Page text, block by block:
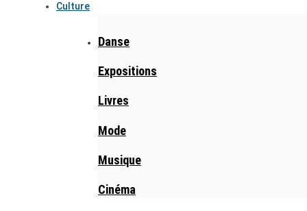
Culture
Danse
Expositions
Livres
Mode
Musique
Cinéma